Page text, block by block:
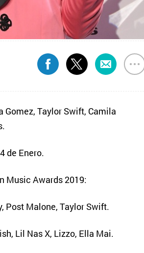
Taylor Swift, Camila
de Enero.
Music Awards 2019:
Post Malone, Taylor Swift.
Lil Nas X, Lizzo, Ella Mai.